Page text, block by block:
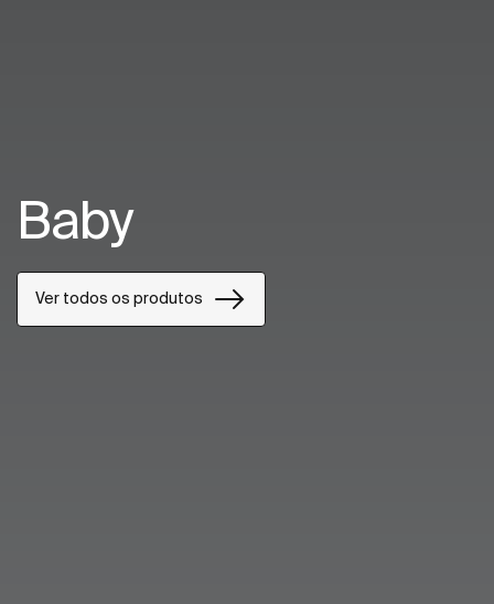
Baby
Ver todos os produtos